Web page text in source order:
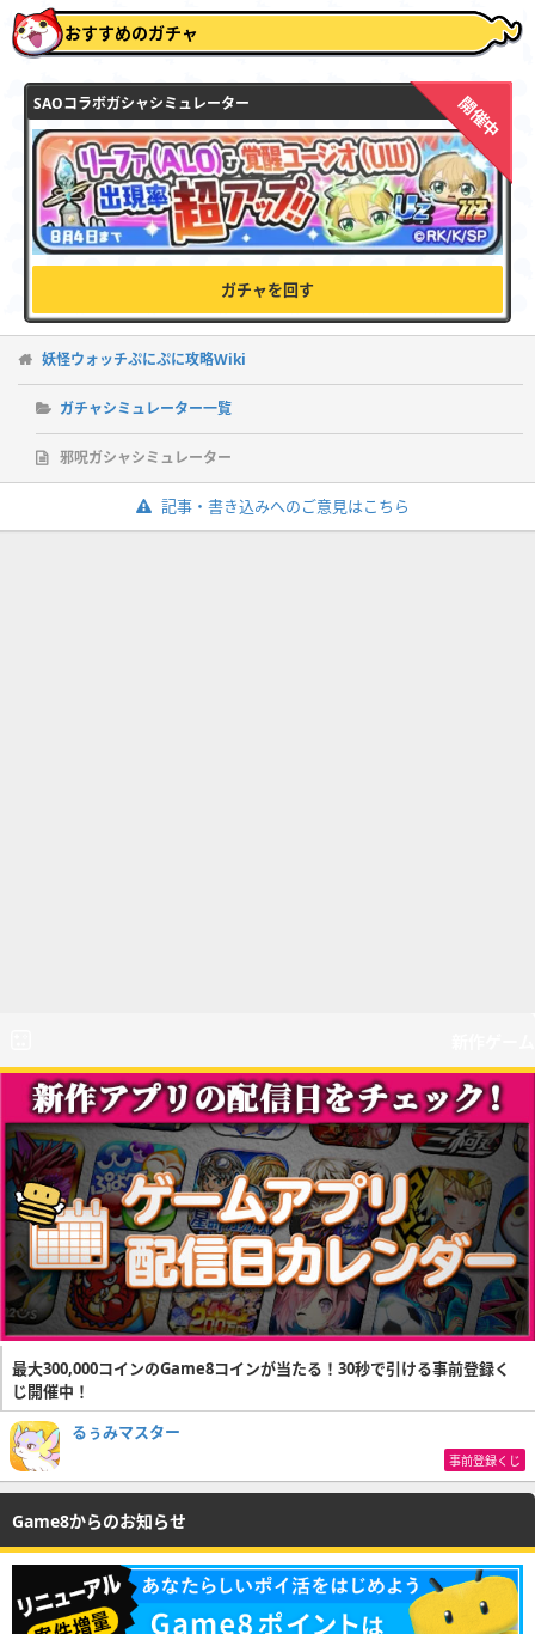
おすすめのガチャ
開催中
SAOコラボガシャシミュレーター
ガチャを回す
妖怪ウォッチぷにぷに攻略Wiki
ガチャシミュレーター一覧
邪呪ガシャシミュレーター
記事・書き込みへのご意見はこちら
最大300,000コインのGame8コインが当たる！30秒で引ける事前登録く
じ開催中！
るぅみマスター
事前登録くじ
Game8からのお知らせ